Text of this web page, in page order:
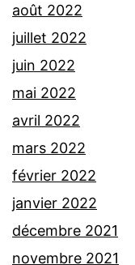
août 2022
juillet 2022
juin 2022
mai 2022
avril 2022
mars 2022
février 2022
janvier 2022
décembre 2021
novembre 2021